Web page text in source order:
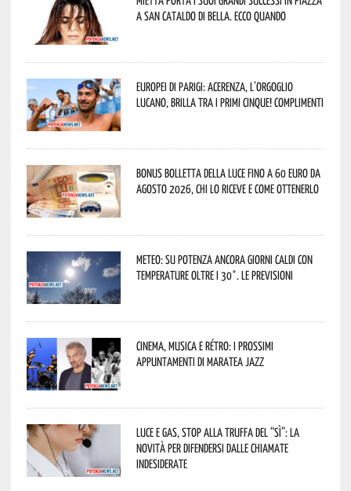
a San Cataldo di Bella. Ecco quando
Europei di Parigi: Acerenza, l’orgoglio
lucano, brilla tra i primi cinque! Complimenti
Bonus bolletta della luce fino a 60 euro da
agosto 2026, chi lo riceve e come ottenerlo
Meteo: su Potenza ancora giorni caldi con
temperature oltre i 30°. Le previsioni
Cinema, musica e rétro: i prossimi
appuntamenti di Maratea Jazz
Luce e gas, stop alla truffa del “Sì”: la
novità per difendersi dalle chiamate
indesiderate